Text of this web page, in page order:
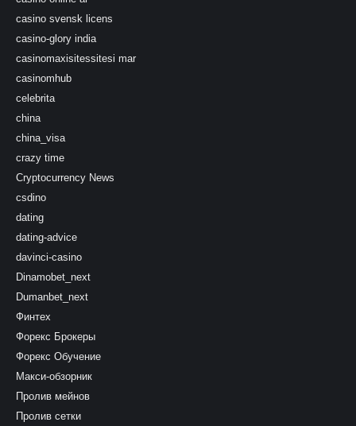
casino svensk licens
casino-glory india
casinomaxisitessitesi mar
casinomhub
celebrita
china
china_visa
crazy time
Cryptocurrency News
csdino
dating
dating-advice
davinci-casino
Dinamobet_next
Dumanbet_next
Финтех
Форекс Брокеры
Форекс Обучение
Макси-обзорник
Пролив мейнов
Пролив сетки